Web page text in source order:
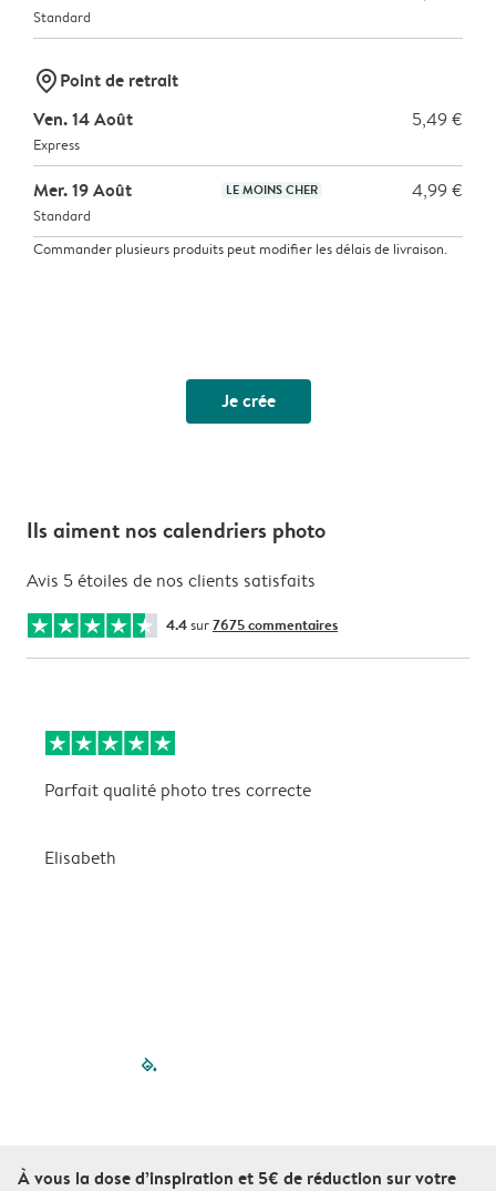
Standard
marker-pinPoint de retrait
Ven. 14 Août
5,49 €
Express
Mer. 19 Août LE MOINS CHER 4,99 €
Standard
Commander plusieurs produits peut modifier les délais de livraison.
Je crée
Ils aiment nos calendriers photo
Avis 5 étoiles de nos clients satisfaits
4.4sur7675 commentaires
Parfait qualité photo tres correcte
Elisabeth
filled-pagination
À vous la dose d’inspiration et 5€ de réduction sur votre